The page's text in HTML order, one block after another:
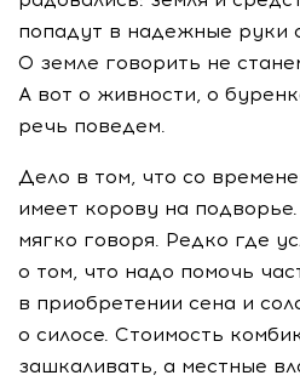
попадут в надежные руки
О земле говорить не
А вот о живности, о
речь поведем.
Дело в том, что со
имеет корову на
мягко говоря. Редко где
о том, что надо помочь
в приобретении сена и
о силосе. Стоимость
зашкаливать, а местные